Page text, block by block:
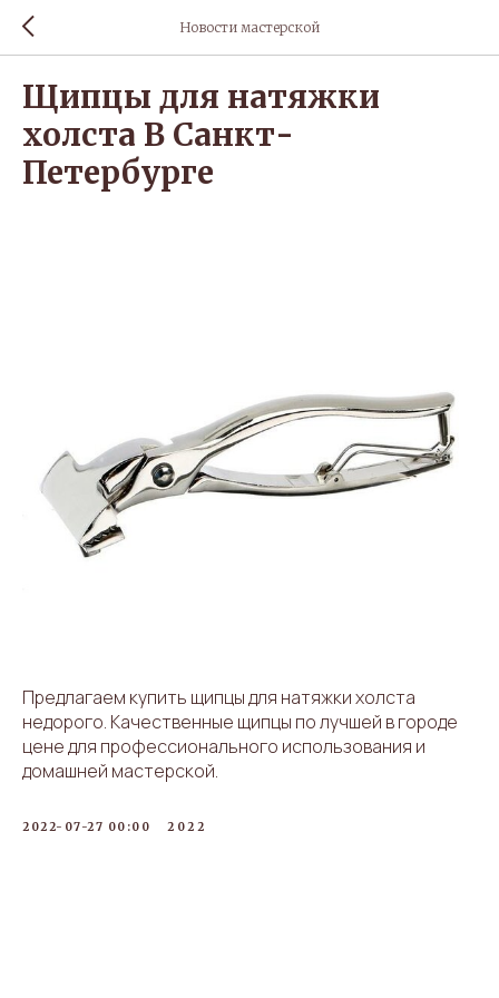
Новости мастерской
Щипцы для натяжки
холста В Санкт-
Петербурге
Предлагаем купить щипцы для натяжки холста
недорого. Качественные щипцы по лучшей в городе
цене для профессионального использования и
домашней мастерской.
2022-07-27 00:00 2022